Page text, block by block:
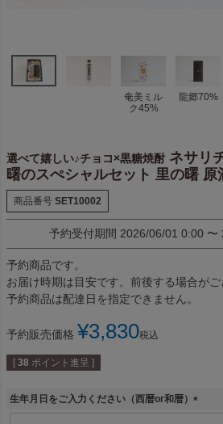
奄美ミル
ク45%
龍郷70%
選べて嬉しい♪チョコ×黒糖焼酎 ネサリ
曙のスぺシャルセット 里の曙 原
商品番号 SET10002
予約受付期間 2026/06/01 0:00 〜
予約商品です。
お届け時期は目安です。前後する場合がご
予約商品は配達日を指定できません。
予約販売価格 ¥3,830税込
[ 38 ポイント進呈 ]
生年月日をご入力ください（西暦or和暦）
(